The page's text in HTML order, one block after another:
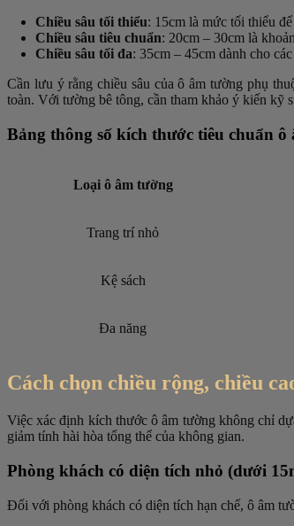
Chiều sâu tối thiểu: 15cm là mức tối thiểu
Chiều sâu tiêu chuẩn: 20cm – 30cm là
Chiều sâu tối đa: 35cm – 45cm dành cho
Cần lưu ý rằng chiều sâu của ô âm tường phụ
toàn. Với tường bê tông, cần tham khảo ý kiến kỹ
Bảng thông số kích thước tiêu chuẩn ô
Loại ô âm tường
Trang trí nhỏ
Kệ sách
Đa năng
Cách chọn chiều rộng, chiều
Việc xác định kích thước ô âm tường không chỉ
giảm tính hài hòa tổng thể của không gian.
Phòng khách có diện tích nhỏ (dưới
Đối với phòng khách có diện tích hạn chế, ô âm